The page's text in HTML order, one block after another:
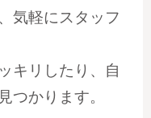
気軽にスタッフ
キリしたり、自
つかります。